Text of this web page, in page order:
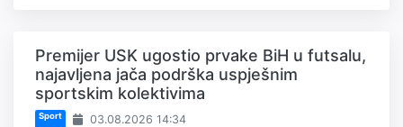
Premijer USK ugostio prvake BiH u futsalu,
najavljena jača podrška uspješnim
sportskim kolektivima
Sport 03.08.2026 14:34